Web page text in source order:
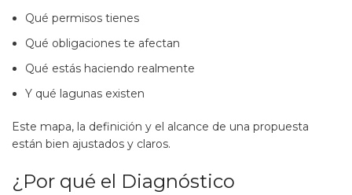
Qué permisos tienes
Qué obligaciones te afectan
Qué estás haciendo realmente
Y qué lagunas existen
Este mapa, la definición y el alcance de una propuesta
están bien ajustados y claros.
¿Por qué el Diagnóstico